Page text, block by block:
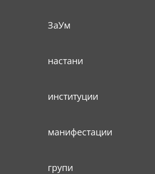
ЗаУм
настани
институции
манифестации
групи